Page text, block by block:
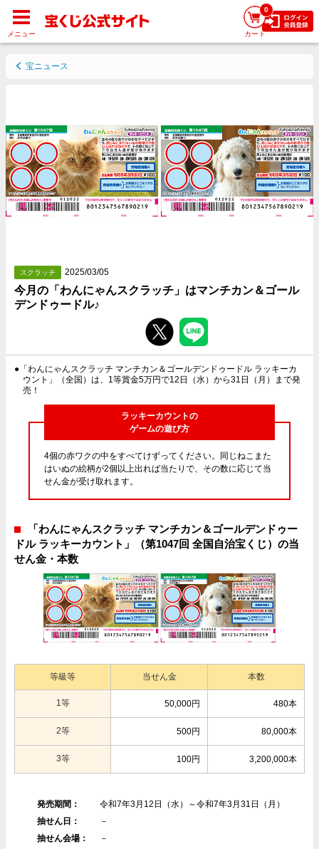
宝ニュース
スクラッチ 2025/03/05
今月の「わんにゃんスクラッチ」はマンチカン＆ゴール
デンドゥードル♪
●「わんにゃんスクラッチ マンチカン＆ゴールデンドゥードル ラッキーカ
ウント」（全国）は、1等賞金5万円で12日（水）から31日（月）まで発
売！
ラッキーカウントの
ゲームの遊び方
4個の赤ワクの中をすべてけずってください。同じねこまた
はいぬの絵柄が2個以上出れば当たりで、その数に応じて当
せん金が受け取れます。
「わんにゃんスクラッチ マンチカン＆ゴールデンドゥー
ドル ラッキーカウント」（第1047回 全国自治宝くじ）の当
せん金・本数
等級等 当せん金 本数
1等 50,000円 480本
2等 500円 80,000本
3等 100円 3,200,000本
発売期間：
令和7年3月12日（水）～令和7年3月31日（月）
抽せん日：
－
抽せん会場：
－
メニュー
0
カート